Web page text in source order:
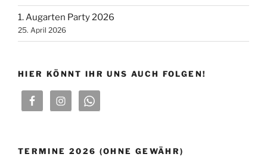
1. Augarten Party 2026
25. April 2026
HIER KÖNNT IHR UNS AUCH FOLGEN!
TERMINE 2026 (OHNE GEWÄHR)